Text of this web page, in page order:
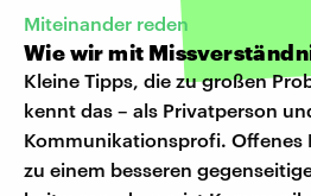
Miteinander reden
Wie wir mit
Kleine Tipps, die zu großen
kennt das – als Privatperson
Kommunikationsprofi. Offenes
zu einem besseren